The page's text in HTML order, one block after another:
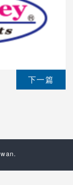
下一篇